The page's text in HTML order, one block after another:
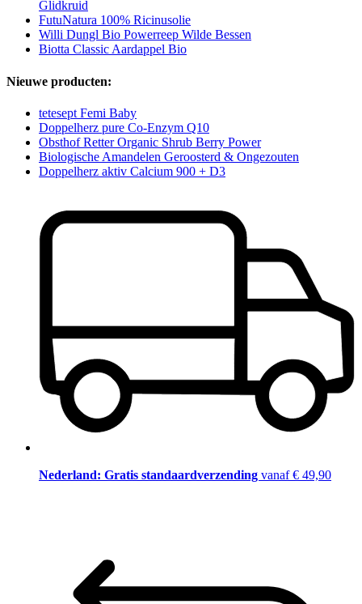
Glidkruid
FutuNatura 100% Ricinusolie
Willi Dungl Bio Powerreep Wilde Bessen
Biotta Classic Aardappel Bio
Nieuwe producten:
tetesept Femi Baby
Doppelherz pure Co-Enzym Q10
Obsthof Retter Organic Shrub Berry Power
Biologische Amandelen Geroosterd & Ongezouten
Doppelherz aktiv Calcium 900 + D3
Nederland: Gratis standaardverzending vanaf € 49,90